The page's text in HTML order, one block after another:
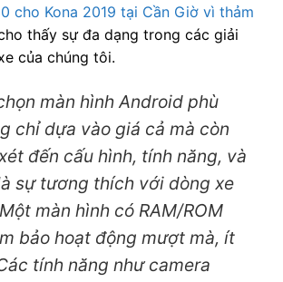
cho Kona 2019 tại Cần Giờ vì thảm
thấy sự đa dạng trong các giải
của chúng tôi.
màn hình Android phù
chỉ dựa vào giá cả mà còn
đến cấu hình, tính năng, và
sự tương thích với dòng xe
màn hình có RAM/ROM
bảo hoạt động mượt mà, ít
tính năng như camera